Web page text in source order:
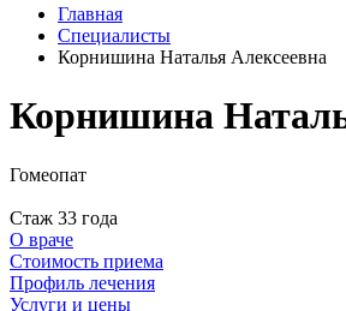
Главная
Специалисты
Корнишина Наталья Алексеевна
Корнишина
Гомеопат
Стаж 33 года
О враче
Стоимость приема
Профиль лечения
Услуги и цены